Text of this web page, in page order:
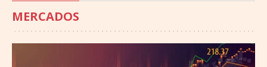
MERCADOS